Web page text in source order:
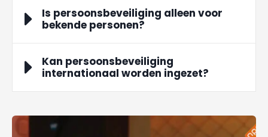
Is persoonsbeveiliging alleen voor
bekende personen?
Kan persoonsbeveiliging
internationaal worden ingezet?